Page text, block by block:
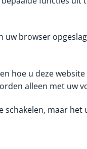
uw browser
hoe u deze
alleen met uw
maar